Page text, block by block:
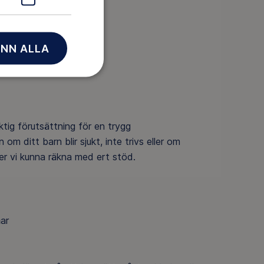
förutsättning för en trygg
om ditt barn blir sjukt, inte trivs eller om
vi kunna räkna med ert stöd.
ALLA